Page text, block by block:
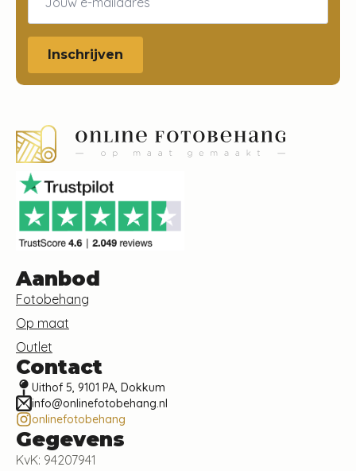
Inschrijven
Aanbod
Fotobehang
Op maat
Outlet
Contact
Uithof 5, 9101 PA, Dokkum
info@onlinefotobehang.nl
onlinefotobehang
Gegevens
KvK: 94207941